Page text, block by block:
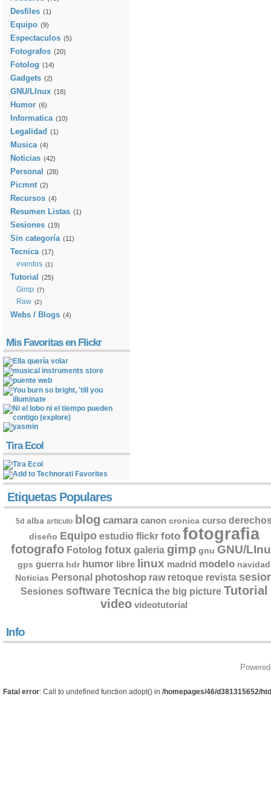
Desfiles (1)
Equipo (9)
Espectaculos (5)
Fotografos (20)
Fotolog (14)
Gadgets (2)
GNU/LInux (18)
Humor (6)
Informatica (10)
Legalidad (1)
Musica (4)
Noticias (42)
Personal (28)
Picmnt (2)
Recursos (4)
Resumen Listas (1)
Sesiones (19)
Sin categoría (11)
Tecnica (17)
eventos (1)
Tutorial (25)
Gimp (7)
Raw (2)
Webs / Blogs (4)
Mis Favoritas en Flickr
Tira Ecol
Etiquetas Populares
5d alba articulo blog camara canon cronica curso
diseño Equipo estudio flickr foto fotografia
fotografo Fotolog fotux galeria gimp gnu GNU/
gps guerra hdr humor libre linux madrid modelo navidad
Noticias Personal photoshop raw retoque revista
Sesiones software Tecnica the big picture Tutorial
video videotutorial
Info
Fatal error: Call to undefined function adopt() in /homepages/46/d381315652/